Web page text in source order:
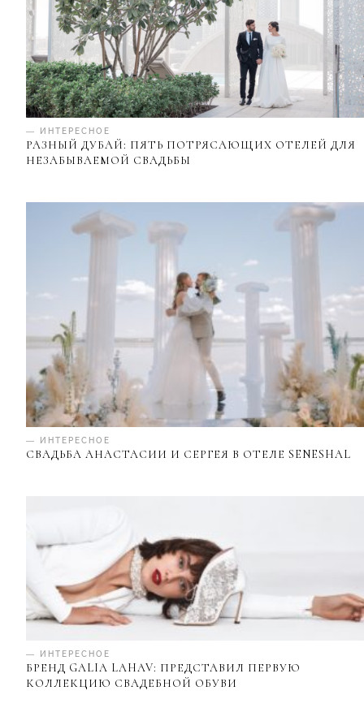
— ИНТЕРЕСНОЕ
РАЗНЫЙ ДУБАЙ: ПЯТЬ ПОТРЯСАЮЩИХ ОТЕЛЕЙ ДЛЯ
НЕЗАБЫВАЕМОЙ СВАДЬБЫ
— ИНТЕРЕСНОЕ
СВАДЬБА АНАСТАСИИ И СЕРГЕЯ В ОТЕЛЕ SENESHAL
— ИНТЕРЕСНОЕ
БРЕНД GALIA LAHAV: ПРЕДСТАВИЛ ПЕРВУЮ
КОЛЛЕКЦИЮ СВАДЕБНОЙ ОБУВИ